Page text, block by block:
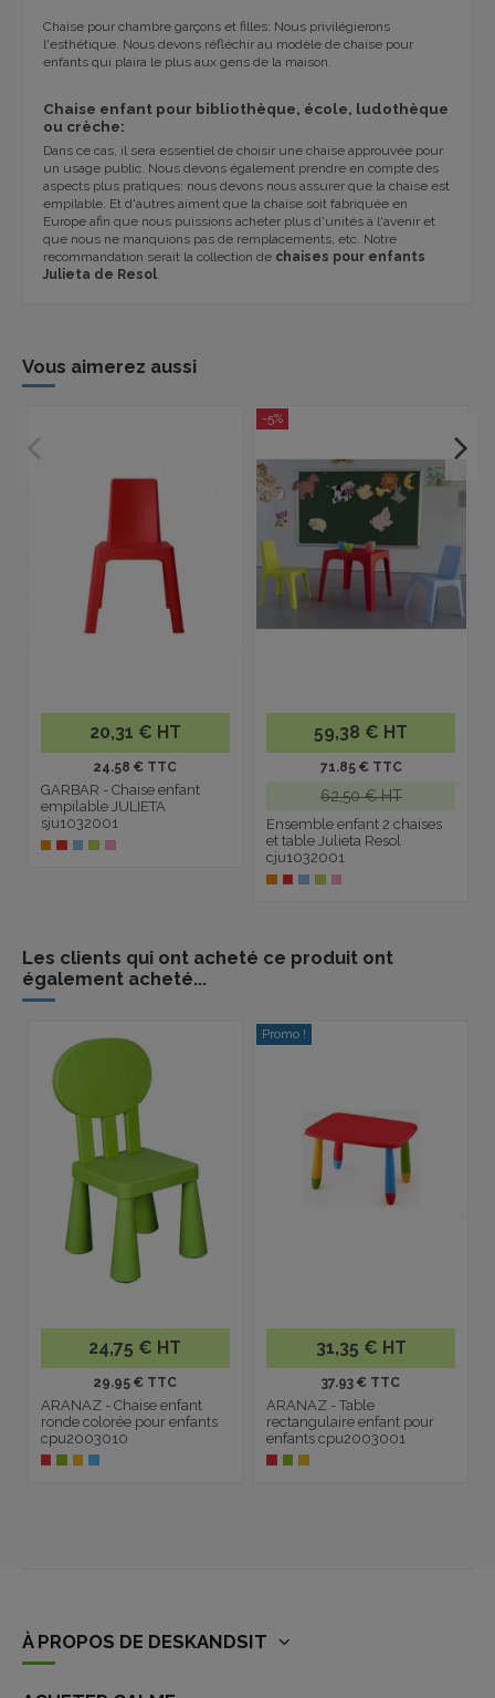
Chaise pour chambre garçons et filles: Nous privilégierons
l'esthétique. Nous devons réfléchir au modèle de chaise pour
enfants qui plaira le plus aux gens de la maison.
Chaise enfant pour bibliothèque, école, ludothèque
ou crèche:
Dans ce cas, il sera essentiel de choisir une chaise approuvée pour
un usage public. Nous devons également prendre en compte des
aspects plus pratiques: nous devons nous assurer que la chaise est
empilable. Et d'autres aiment que la chaise soit fabriquée en
Europe afin que nous puissions acheter plus d'unités à l'avenir et
que nous ne manquions pas de remplacements, etc. Notre
recommandation serait la collection de chaises pour enfants
Julieta de Resol
Vous aimerez aussi
20,31 € HT
24.58 € TTC
GARBAR - Chaise enfant
empilable JULIETA
sju1032001
-5%
59,38 € HT
71.85 € TTC
62,50 € HT
Ensemble enfant 2 chaises
et table Julieta Resol
cju1032001
Les clients qui ont acheté ce produit ont
également acheté...
24,75 € HT
29.95 € TTC
ARANAZ - Chaise enfant
ronde colorée pour enfants
cpu2003010
Promo !
31,35 € HT
37.93 € TTC
ARANAZ - Table
rectangulaire enfant pour
enfants cpu2003001
À PROPOS DE DESKANDSIT